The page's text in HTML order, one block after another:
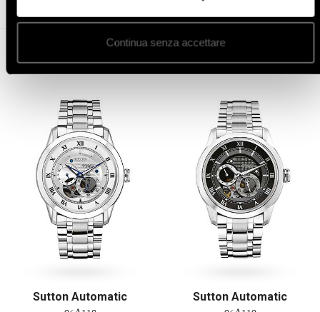
Continua senza accettare
Altro in orologi da uomo
Sutton Automatic Sutton Automatic